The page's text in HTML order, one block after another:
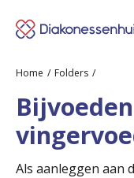
Ziektes &
Home Folders
Als aanleggen aan